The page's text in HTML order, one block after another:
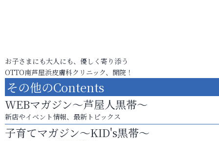
お子さまにも大人にも、優しく寄り添う
OTTO南芦屋浜皮膚科クリニック、開院！
その他のContents
WEBマガジン～芦屋人黒帯～
新店やイベント情報、最新トピックス
子育てマガジン～KID's黒帯～